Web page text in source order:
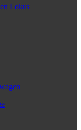
Lokus